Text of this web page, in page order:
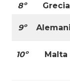
8º
Grecia
9º
10º Malta